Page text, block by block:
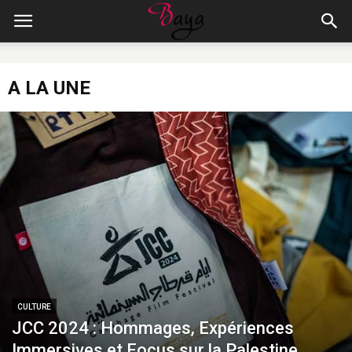
A LA UNE
CULTURE
JCC 2024 : Hommages, Expériences